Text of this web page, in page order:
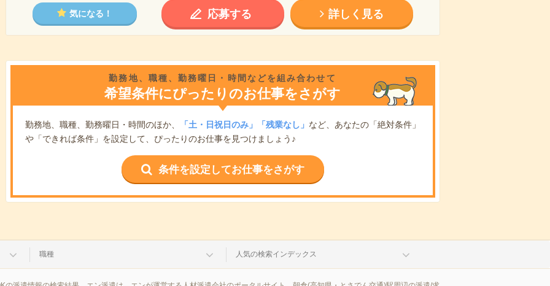
気になる！ 応募する 詳しく見る
勤務地、職種、勤務曜日・時間などを組み合わせて
希望条件にぴったりのお仕事をさがす
勤務地、職種、勤務曜日・時間のほか、 「土・日祝日のみ」「残業なし」 など、あなたの「絶対条件」
や「できれば条件」を設定して、ぴったりのお仕事を見つけましょう♪
条件を設定してお仕事をさがす
職種 人気の検索インデックス